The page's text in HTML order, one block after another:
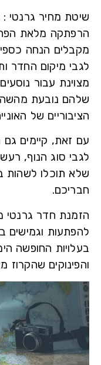
מחיר גרנטי :
מלאת הפתעות
הנחה כספית
מיקום החדר ותנאיו
עבור נוסעים
נובעת מהשהייה
של האונייה.
קיימים גם
סוג הנוף, רעשים
תוכלו לשהות
חדר גרנטי
וגמישים
החופשה הימית
שהקרוז מציע.